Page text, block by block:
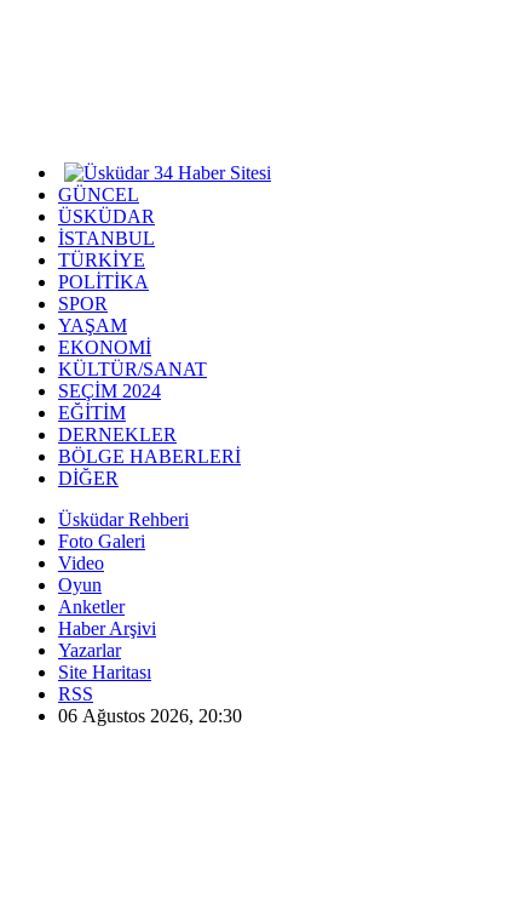
GÜNCEL
ÜSKÜDAR
İSTANBUL
TÜRKİYE
POLİTİKA
SPOR
YAŞAM
EKONOMİ
KÜLTÜR/SANAT
SEÇİM 2024
EĞİTİM
DERNEKLER
BÖLGE HABERLERİ
DİĞER
Üsküdar Rehberi
Foto Galeri
Video
Oyun
Anketler
Haber Arşivi
Yazarlar
Site Haritası
RSS
06 Ağustos 2026, 20:30